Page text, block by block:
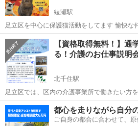
綾瀬駅
足立区を中心に保護猫活動をしてます 愉快な仲
だ・まも》です😺 足立区とも連携しTNRに取り組み 日々 猫中心に走
り回ってます😆 保護猫の魅力と活動を皆さんに知って頂きたい！そし
て 保護っ子達を紹介し...
東京 足立区 綾瀬駅 その他 会場
【資格取得無料！】通
る！介護のお仕事説明
北千住駅
足立区では、区内の介護事業所で働きたい方
ごとトライアル】を実施中です！ 介護の資格
んか？ 「人の役に立つ仕事がしたい」 「介護の仕事に興味はあるけ
ど、経験がなくて不安...
東京 足立区 北千住駅 その他
都心を走りながら自分
ご自身の都合に合わせて、